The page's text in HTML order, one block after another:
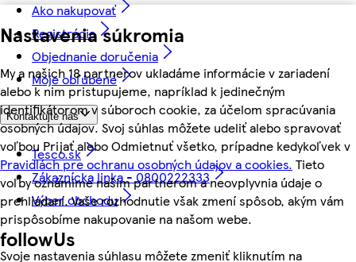
Nastavenia súkromia
My a našich 18 partnerov ukladáme informácie v zariadení
alebo k nim pristupujeme, napríklad k jedinečným
identifikátorom v súboroch cookie, za účelom spracúvania
osobných údajov. Svoj súhlas môžete udeliť alebo spravovať
voľbou Prijať alebo Odmietnuť všetko, prípadne kedykoľvek v
Pravidlách pre ochranu osobných údajov a cookies. Tieto
voľby oznámime našim partnerom a neovplyvnia údaje o
prehliadaní. Vaše rozhodnutie však zmení spôsob, akým vám
prispôsobíme nakupovanie na našom webe.
Svoje nastavenia súhlasu môžete zmeniť kliknutím na
Ako nakupovať
Registrácia
Objednanie doručenia
Moje obľúbené
Kontaktujte nás
Tesco.sk
Zákaznícka linka - 0800222333
Výber obchodu
followUs